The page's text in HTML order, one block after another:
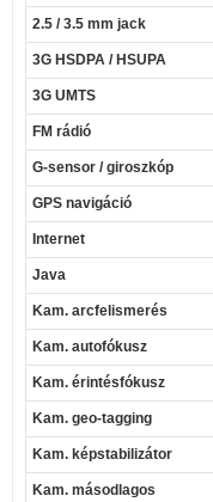
2.5 / 3.5 mm jack
3G HSDPA / HSUPA
3G UMTS
FM rádió
G-sensor / giroszkóp
GPS navigáció
Internet
Java
Kam. arcfelismerés
Kam. autofókusz
Kam. érintésfókusz
Kam. geo-tagging
Kam. képstabilizátor
Kam. másodlagos